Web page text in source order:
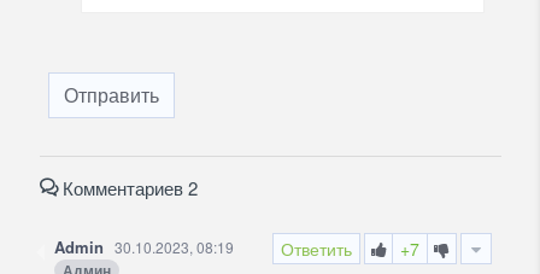
Отправить
Комментариев 2
Ответить +7
Admin 30.10.2023, 08:19